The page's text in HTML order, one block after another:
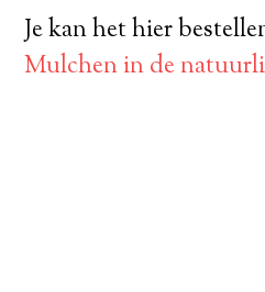
Je kan het hier
Mulchen in de